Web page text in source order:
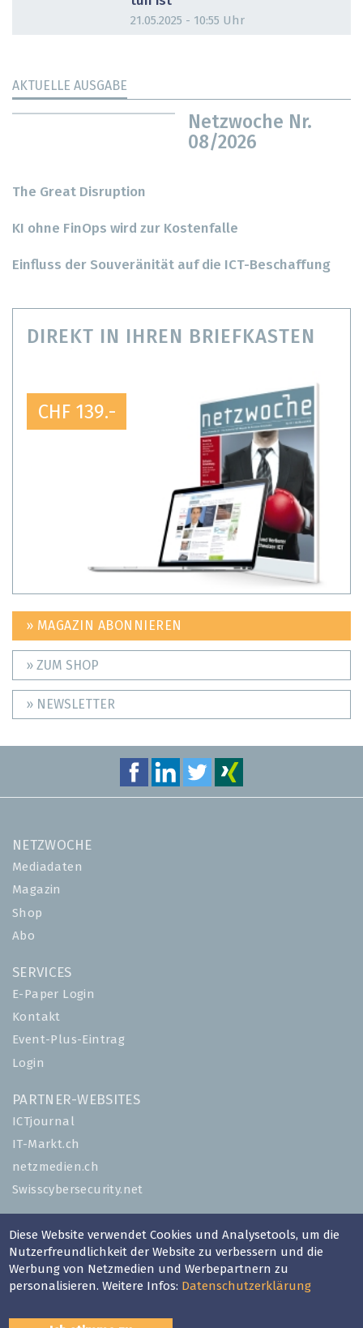
21.05.2025 - 10:55 Uhr
AKTUELLE AUSGABE
Netzwoche Nr.
08/2026
The Great Disruption
KI ohne FinOps wird zur Kostenfalle
Einfluss der Souveränität auf die ICT-Beschaffung
DIREKT IN IHREN BRIEFKASTEN
CHF 139.-
» MAGAZIN ABONNIEREN
» ZUM SHOP
» NEWSLETTER
NETZWOCHE
Mediadaten
Magazin
Shop
Abo
SERVICES
E-Paper Login
Kontakt
Event-Plus-Eintrag
Login
PARTNER-WEBSITES
ICTjournal
IT-Markt.ch
netzmedien.ch
Swisscybersecurity.net
© NETZMEDIEN AG 2026
Impressum
AGB
Datenschutzerklärung
Diese Website verwendet Cookies und Analysetools, um die
Nutzerfreundlichkeit der Website zu verbessern und die
Werbung von Netzmedien und Werbepartnern zu
personalisieren. Weitere Infos: Datenschutzerklärung